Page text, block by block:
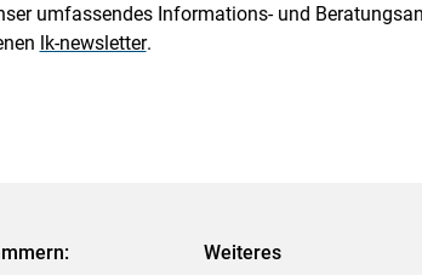
umfassendes Informations- und
lk-newsletter.
Weiteres